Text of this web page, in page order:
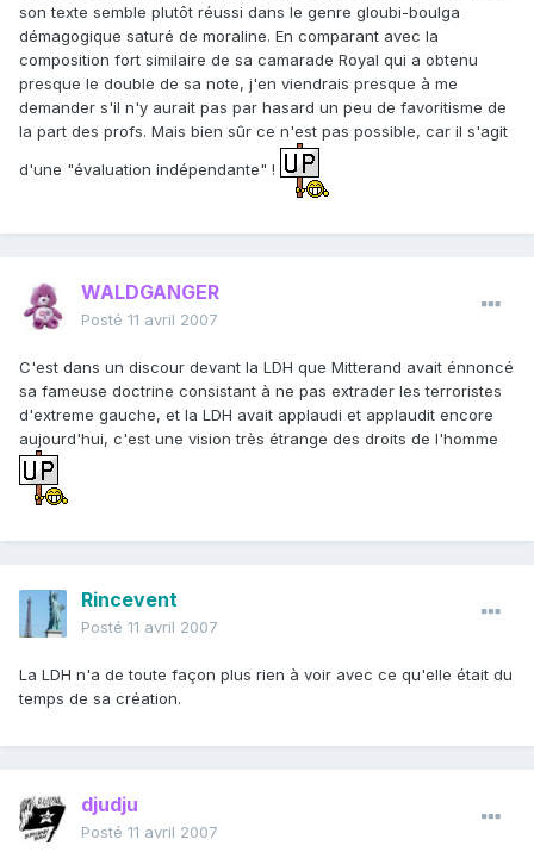
son texte semble plutôt réussi dans le genre gloubi-boulga
démagogique saturé de moraline. En comparant avec la
composition fort similaire de sa camarade Royal qui a obtenu
presque le double de sa note, j'en viendrais presque à me
demander s'il n'y aurait pas par hasard un peu de favoritisme de
la part des profs. Mais bien sûr ce n'est pas possible, car il s'agit
d'une "évaluation indépendante" !
WALDGANGER
Posté 11 avril 2007
C'est dans un discour devant la LDH que Mitterand avait énnoncé
sa fameuse doctrine consistant à ne pas extrader les terroristes
d'extreme gauche, et la LDH avait applaudi et applaudit encore
aujourd'hui, c'est une vision très étrange des droits de l'homme
Rincevent
Posté 11 avril 2007
La LDH n'a de toute façon plus rien à voir avec ce qu'elle était du
temps de sa création.
djudju
Posté 11 avril 2007